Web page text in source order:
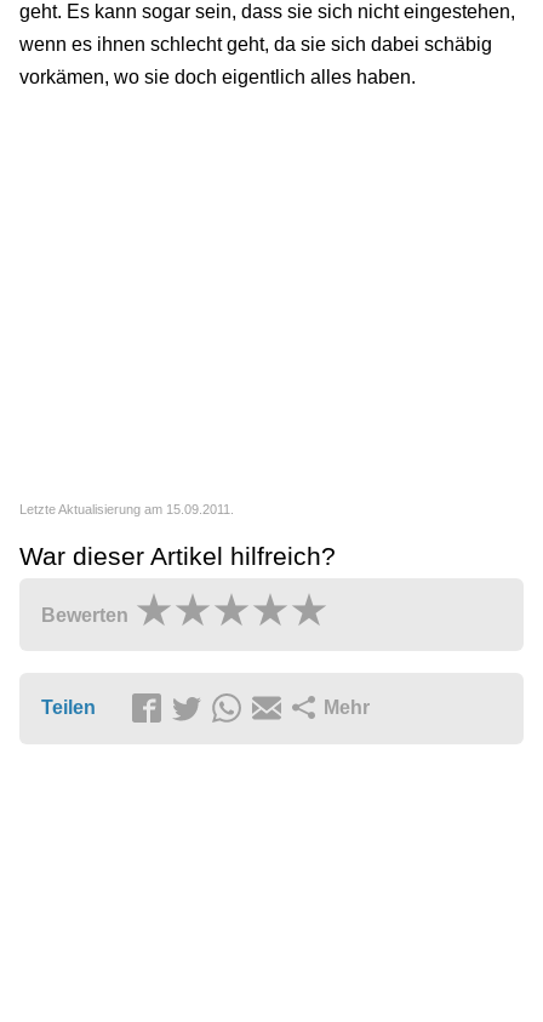
geht. Es kann sogar sein, dass sie sich nicht eingestehen,
wenn es ihnen schlecht geht, da sie sich dabei schäbig
vorkämen, wo sie doch eigentlich alles haben.
Letzte Aktualisierung am 15.09.2011.
War dieser Artikel hilfreich?
Bewerten
Teilen Mehr